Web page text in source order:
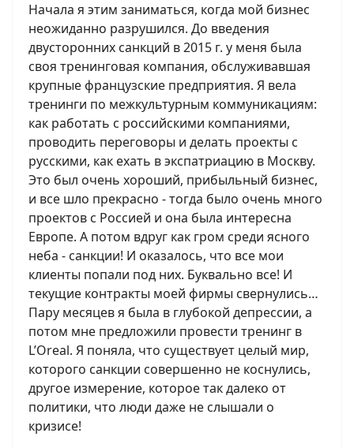
Начала я этим заниматься, когда мой бизнес
неожиданно разрушился. До введения
двусторонних санкций в 2015 г. у меня была
своя тренинговая компания, обслуживавшая
крупные французские предприятия. Я вела
тренинги по межкультурным коммуникациям:
как работать с российскими компаниями,
проводить переговоры и делать проекты с
русскими, как ехать в экспатриацию в Москву.
Это был очень хороший, прибыльный бизнес,
и все шло прекрасно - тогда было очень много
проектов с Россией и она была интересна
Европе. А потом вдруг как гром среди ясного
неба - санкции! И оказалось, что все мои
клиенты попали под них. Буквально все! И
текущие контракты моей фирмы свернулись…
Пару месяцев я была в глубокой депрессии, а
потом мне предложили провести тренинг в
L’Oreal. Я поняла, что существует целый мир,
которого санкции совершенно не коснулись,
другое измерение, которое так далеко от
политики, что люди даже не слышали о
кризисе!